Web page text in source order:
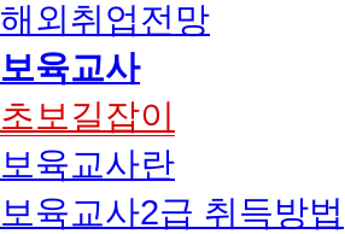
해외취업전망
보육교사
초보길잡이
보육교사란
보육교사2급 취득방법